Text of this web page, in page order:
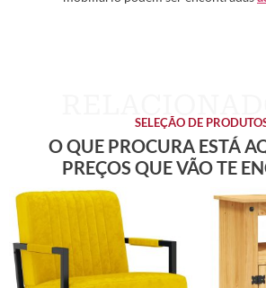
SELEÇÃO DE
O QUE PROCURA ESTÁ
PREÇOS QUE VÃO TE